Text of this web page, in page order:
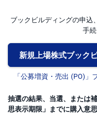
ブックビルディングの申込
手
新規上場株式ブック
「公募増資・売出 (PO)
抽選の結果、当選、または
思表示期限」までに購入意